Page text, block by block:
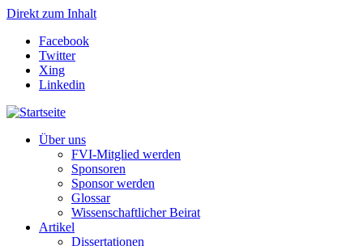
Direkt zum Inhalt
Facebook
Twitter
Xing
Linkedin
Über uns
FVI-Mitglied werden
Sponsoren
Sponsor werden
Glossar
Wissenschaftlicher Beirat
Artikel
Dissertationen